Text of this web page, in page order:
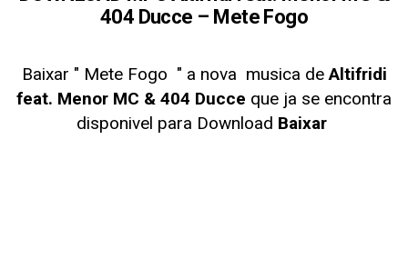
404 Ducce – Mete Fogo
Baixar " Mete Fogo " a nova musica deAltifridi
feat. Menor MC & 404 Ducce que ja se encontra
disponivel para Download Baixar